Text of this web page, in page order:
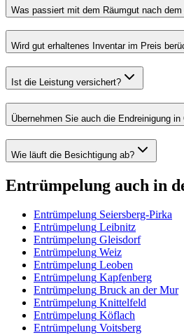
Was passiert mit dem Räumgut nach
Wird gut erhaltenes Inventar im Preis
Ist die Leistung versichert?
Übernehmen Sie auch die Endreinigung in
Wie läuft die Besichtigung ab?
Entrümpelung auch in
Entrümpelung Seiersberg-Pirka
Entrümpelung Leibnitz
Entrümpelung Gleisdorf
Entrümpelung Weiz
Entrümpelung Leoben
Entrümpelung Kapfenberg
Entrümpelung Bruck an der Mur
Entrümpelung Knittelfeld
Entrümpelung Köflach
Entrümpelung Voitsberg